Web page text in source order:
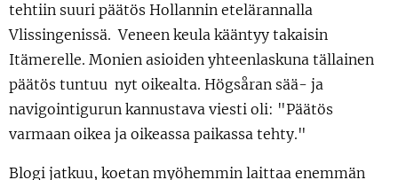
tehtiin suuri päätös Hollannin etelärannalla
Vlissingenissä. Veneen keula kääntyy takaisin
Itämerelle. Monien asioiden yhteenlaskuna tällainen
päätös tuntuu nyt oikealta. Högsåran sää- ja
navigointigurun kannustava viesti oli: "Päätös
varmaan oikea ja oikeassa paikassa tehty."
Blogi jatkuu, koetan myöhemmin laittaa enemmän